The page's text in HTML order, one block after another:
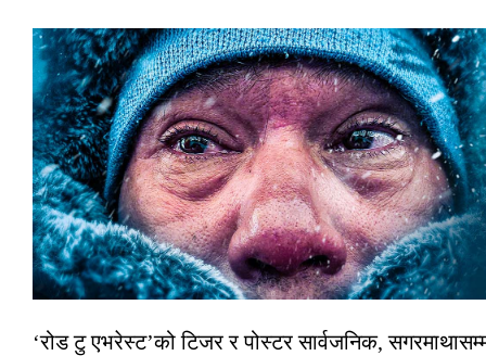
‘रोड टु एभरेस्ट’को टिजर र पोस्टर सार्वजनिक,